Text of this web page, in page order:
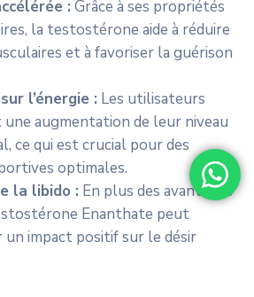
: Grâce à ses propriétés
la testostérone aide à réduire
et à favoriser la guérison
l’énergie : Les utilisateurs
augmentation de leur niveau
ce qui est crucial pour des
optimales.
la libido : En plus des avantages
Enanthate peut
un impact positif sur le désir